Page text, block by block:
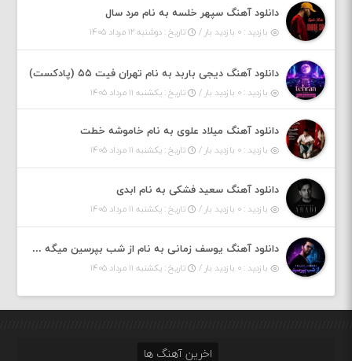
دانلود آهنگ سپهر خلسه به نام مرد سال
بازدید : ۰ بازدید بار / تاریخ : دوشنبه ۱۲ مرداد ۱۴۰۵
دانلود آهنگ دیجی باربد به نام تهران فیت ۵۵ (پادکست)
بازدید : ۰ بازدید بار / تاریخ : یکشنبه ۱۱ مرداد ۱۴۰۵
دانلود آهنگ میلاد علوی به نام خاموشه خطت
بازدید : ۰ بازدید بار / تاریخ : یکشنبه ۱۱ مرداد ۱۴۰۵
دانلود آهنگ سعید فشکی به نام ابدی
بازدید : ۰ بازدید بار / تاریخ : یکشنبه ۱۱ مرداد ۱۴۰۵
دانلود آهنگ یوسف زمانی به نام از شب بپرسین میگه چه روزگاری دارم
بازدید : ۰ بازدید بار / تاریخ : یکشنبه ۱۱ مرداد ۱۴۰۵
اخرین آهنگ ها